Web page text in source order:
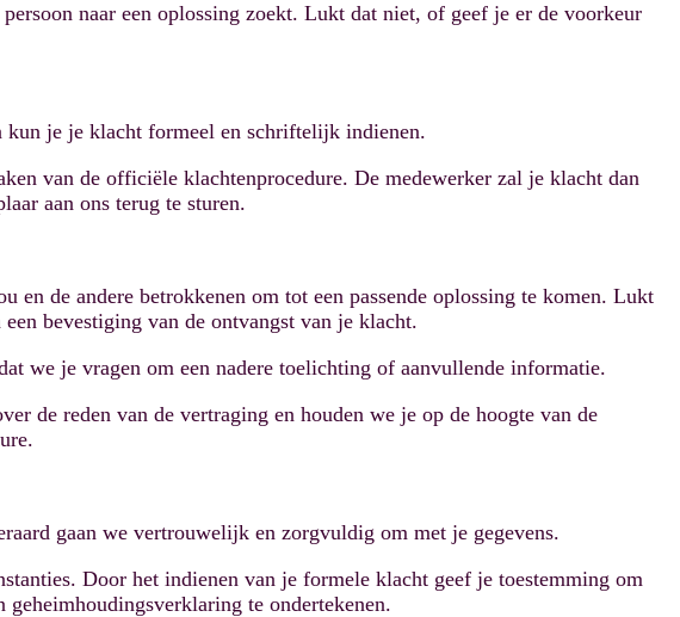
naar een oplossing zoekt. Lukt dat niet, of geef je er de voorkeur
kun je je klacht formeel en schriftelijk indienen.
van de officiële klachtenprocedure. De medewerker zal je klacht dan
aan ons terug te sturen.
de andere betrokkenen om tot een passende oplossing te komen. Lukt
bevestiging van de ontvangst van je klacht.
we je vragen om een nadere toelichting of aanvullende informatie.
de reden van de vertraging en houden we je op de hoogte van de
gaan we vertrouwelijk en zorgvuldig om met je gegevens.
Door het indienen van je formele klacht geef je toestemming om
te ondertekenen.